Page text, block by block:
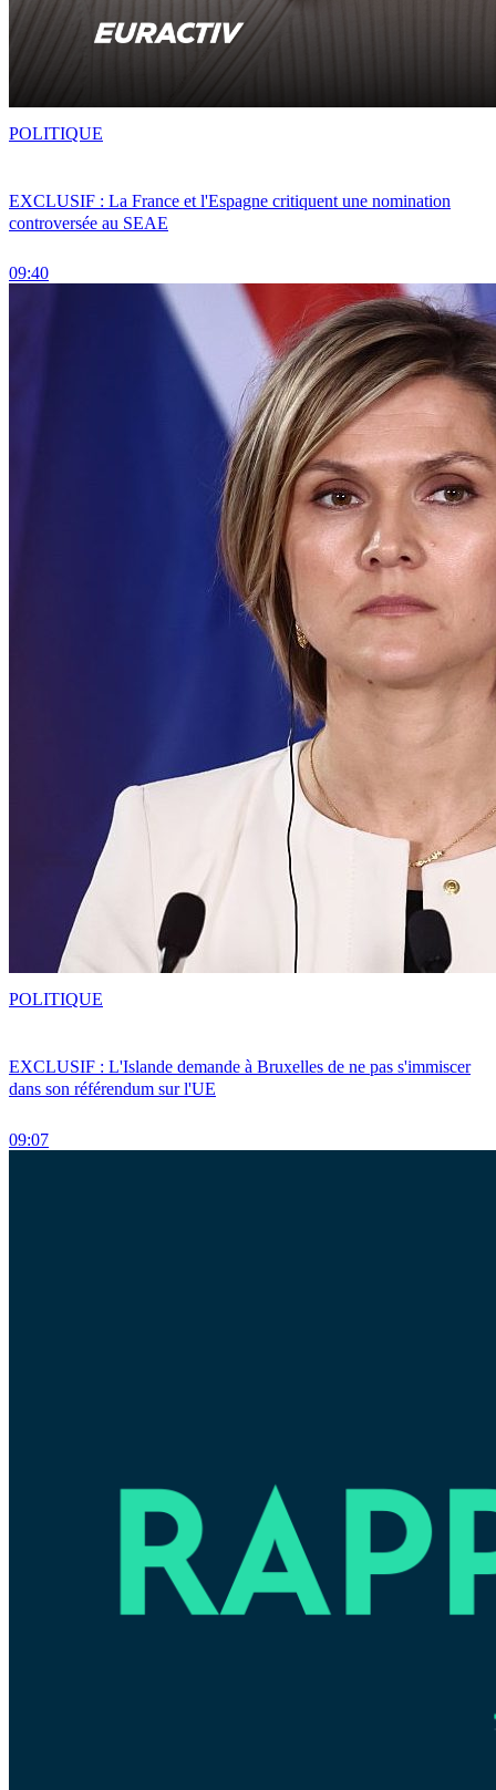
EXCLUSIF : La France et l'Espagne critiquent une nomination
controversée au SEAE
09:40
POLITIQUE
EXCLUSIF : L'Islande demande à Bruxelles de ne pas s'immiscer
dans son référendum sur l'UE
09:07
POLITIQUE